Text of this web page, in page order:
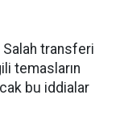
transferi
temasların
bu iddialar